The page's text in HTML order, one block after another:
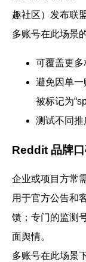
趣社区）发布联
多账号在此场景
可覆盖更
避免因单
被标记为
测试不同
Reddit 品牌
企业或项目方常
用于官方公告和
馈；专门的监测
面舆情。
多账号在此场景